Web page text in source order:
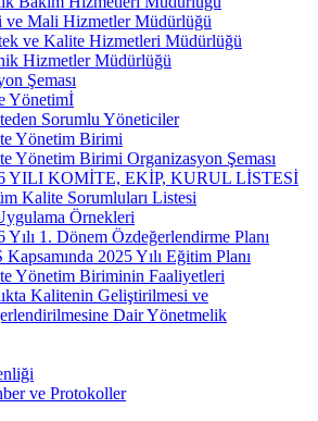
ve Mali Hizmetler Müdürlüğü
ve Kalite Hizmetleri Müdürlüğü
Hizmetler Müdürlüğü
Şeması
Yönetimİ
Sorumlu Yöneticiler
Yönetim Birimi
Yönetim Birimi Organizasyon Şeması
YILI KOMİTE, EKİP, KURUL LİSTESİ
Kalite Sorumluları Listesi
Örnekleri
Yılı 1. Dönem Özdeğerlendirme Planı
Kapsamında 2025 Yılı Eğitim Planı
Yönetim Biriminin Faaliyetleri
Kalitenin Geliştirilmesi ve
Dair Yönetmelik
ve Protokoller